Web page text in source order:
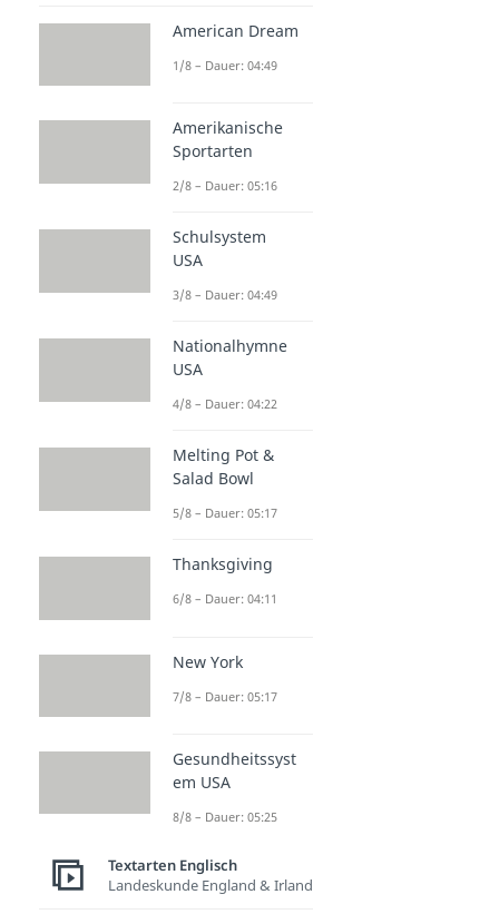
American Dream
1/8 – Dauer: 04:49
Amerikanische
Sportarten
2/8 – Dauer: 05:16
Schulsystem
USA
3/8 – Dauer: 04:49
Nationalhymne
USA
4/8 – Dauer: 04:22
Melting Pot &
Salad Bowl
5/8 – Dauer: 05:17
Thanksgiving
6/8 – Dauer: 04:11
New York
7/8 – Dauer: 05:17
Gesundheitssyst
em USA
8/8 – Dauer: 05:25
Textarten Englisch
Landeskunde England & Irland